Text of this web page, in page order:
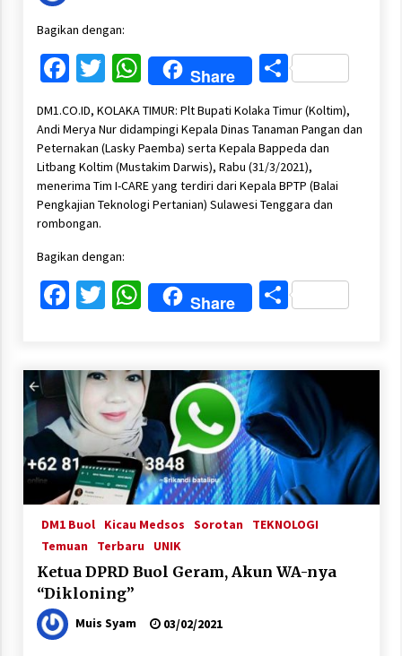
Bagikan dengan:
Facebook
Twitter
WhatsApp
Share Share
DM1.CO.ID, KOLAKA TIMUR: Plt Bupati Kolaka Timur (Koltim),
Andi Merya Nur didampingi Kepala Dinas Tanaman Pangan dan
Peternakan (Lasky Paemba) serta Kepala Bappeda dan
Litbang Koltim (Mustakim Darwis), Rabu (31/3/2021),
menerima Tim I-CARE yang terdiri dari Kepala BPTP (Balai
Pengkajian Teknologi Pertanian) Sulawesi Tenggara dan
rombongan.
Bagikan dengan:
Facebook
Twitter
WhatsApp
Share Share
DM1 Buol Kicau Medsos Sorotan
TEKNOLOGI
Temuan
Terbaru UNIK
Ketua DPRD Buol Geram, Akun WA-nya
“Dikloning”
Muis Syam 03/02/2021